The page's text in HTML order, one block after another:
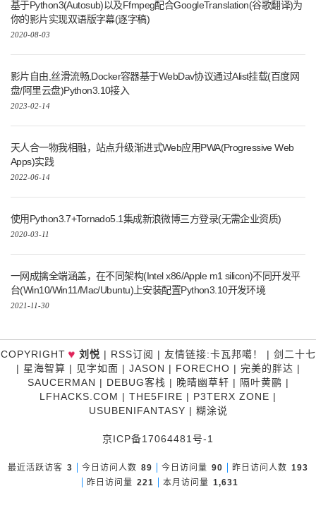
基于Python3(Autosub)以及Ffmpeg配合GoogleTranslation(谷歌翻译)为
你的影片实现双语版字幕(逐字稿)
2020-08-03
影片自由,丝滑流畅,Docker容器基于WebDav协议通过Alist挂载(百度网
盘/阿里云盘)Python3.10接入
2023-02-14
天人合一物我相融，站点升级渐进式Web应用PWA(Progressive Web
Apps)实践
2022-06-14
使用Python3.7+Tornado5.1集成新浪微博三方登录(无需企业资质)
2020-03-11
一网成擒全端涵盖，在不同架构(Intel x86/Apple m1 silicon)不同开发平
台(Win10/Win11/Mac/Ubuntu)上安装配置Python3.10开发环境
2021-11-30
COPYRIGHT♥ 刘悦 | RSS订阅 | 友情链接:卡瓦邦噶！ | 剑二十七
| 星海智算 | 见字如面 | JASON | FORECHO | 完美的胖达 |
SAUCERMAN | DEBUG客栈 | 晚晴幽草轩 | 隔叶黄鹂 |
LFHACKS.COM | THE5FIRE | P3TERX ZONE |
USUBENIFANTASY | 糊涂说
京ICP备17064481号-1
最近活跃访客 3 今日访问人数 89 今日访问量 90 昨日访问人数 193
昨日访问量 221 本月访问量 1,631